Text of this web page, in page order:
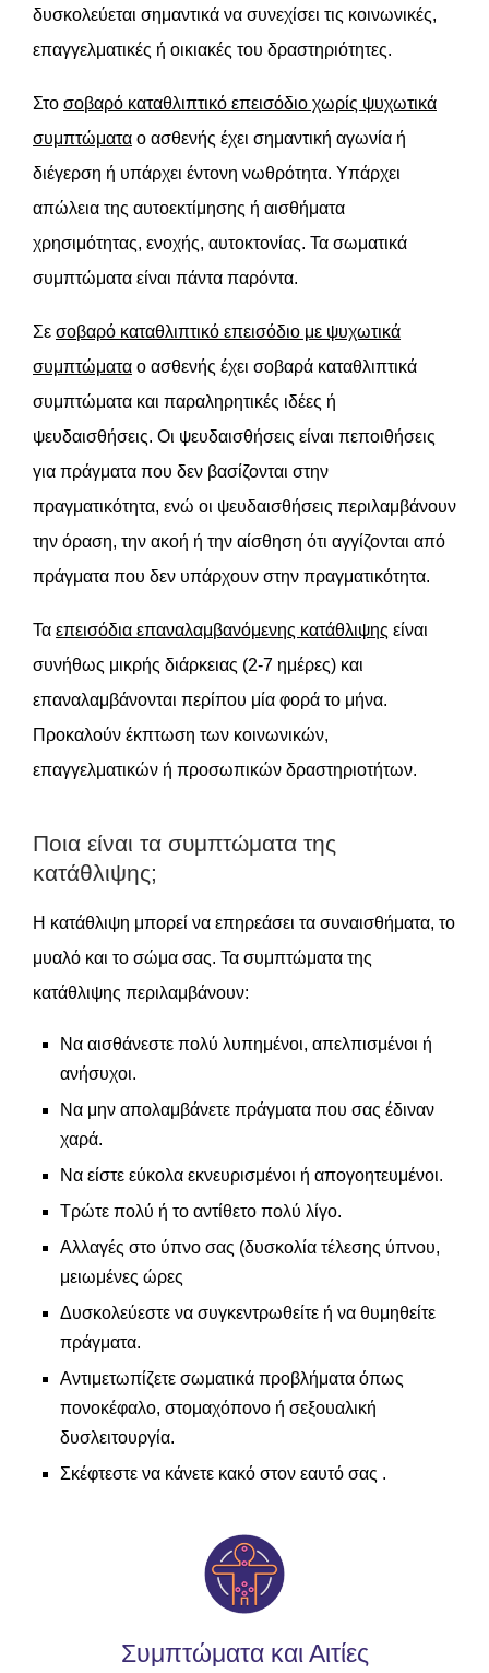
δυσκολεύεται σημαντικά να συνεχίσει τις κοινωνικές,
επαγγελματικές ή οικιακές του δραστηριότητες.
Στο σοβαρό καταθλιπτικό επεισόδιο χωρίς ψυχωτικά
συμπτώματα ο ασθενής έχει σημαντική αγωνία ή
διέγερση ή υπάρχει έντονη νωθρότητα. Υπάρχει
απώλεια της αυτοεκτίμησης ή αισθήματα
χρησιμότητας, ενοχής, αυτοκτονίας. Τα σωματικά
συμπτώματα είναι πάντα παρόντα.
Σε σοβαρό καταθλιπτικό επεισόδιο με ψυχωτικά
συμπτώματα ο ασθενής έχει σοβαρά καταθλιπτικά
συμπτώματα και παραληρητικές ιδέες ή
ψευδαισθήσεις. Οι ψευδαισθήσεις είναι πεποιθήσεις
για πράγματα που δεν βασίζονται στην
πραγματικότητα, ενώ οι ψευδαισθήσεις περιλαμβάνουν
την όραση, την ακοή ή την αίσθηση ότι αγγίζονται από
πράγματα που δεν υπάρχουν στην πραγματικότητα.
Τα επεισόδια επαναλαμβανόμενης κατάθλιψης είναι
συνήθως μικρής διάρκειας (2-7 ημέρες) και
επαναλαμβάνονται περίπου μία φορά το μήνα.
Προκαλούν έκπτωση των κοινωνικών,
επαγγελματικών ή προσωπικών δραστηριοτήτων.
Ποια είναι τα συμπτώματα της
κατάθλιψης;
Η κατάθλιψη μπορεί να επηρεάσει τα συναισθήματα, το
μυαλό και το σώμα σας. Τα συμπτώματα της
κατάθλιψης περιλαμβάνουν:
Να αισθάνεστε πολύ λυπημένοι, απελπισμένοι ή
ανήσυχοι.
Να μην απολαμβάνετε πράγματα που σας έδιναν
χαρά.
Να είστε εύκολα εκνευρισμένοι ή απογοητευμένοι.
Τρώτε πολύ ή το αντίθετο πολύ λίγο.
Αλλαγές στο ύπνο σας (δυσκολία τέλεσης ύπνου,
μειωμένες ώρες
Δυσκολεύεστε να συγκεντρωθείτε ή να θυμηθείτε
πράγματα.
Αντιμετωπίζετε σωματικά προβλήματα όπως
πονοκέφαλο, στομαχόπονο ή σεξουαλική
δυσλειτουργία.
Σκέφτεστε να κάνετε κακό στον εαυτό σας .
Συμπτώματα και Αιτίες